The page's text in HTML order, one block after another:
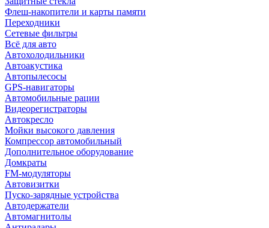
Флеш-накопители и карты памяти
Переходники
Сетевые фильтры
Всё для авто
Автохолодильники
Автоакустика
Автопылесосы
GPS-навигаторы
Автомобильные рации
Видеорегистраторы
Автокресло
Мойки высокого давления
Компрессор автомобильный
Дополнительное оборудование
Домкраты
FM-модуляторы
Автовизитки
Пуско-зарядные устройства
Автодержатели
Автомагнитолы